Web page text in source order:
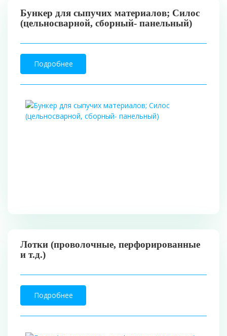
Бункер для сыпучих материалов; Силос
(цельносварной, сборный- панельный)
Подробнее
Лотки (проволочные, перфорированные
и т.д.)
Подробнее